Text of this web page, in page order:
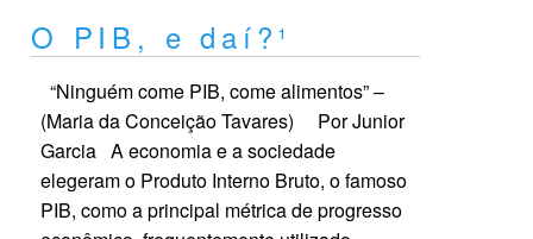
O PIB, e daí?¹
“Ninguém come PIB, come alimentos” –
(Maria da Conceição Tavares) Por Junior
Garcia A economia e a sociedade
elegeram o Produto Interno Bruto, o famoso
PIB, como a principal métrica de progresso